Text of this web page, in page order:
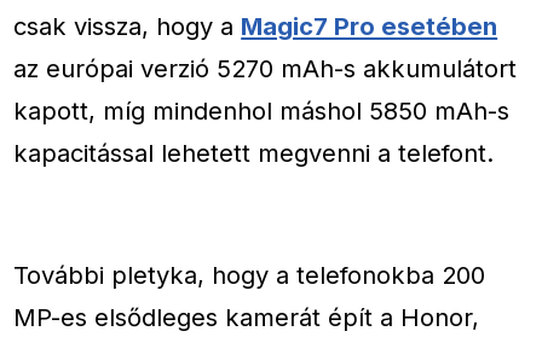
csak vissza, hogy a Magic7 Pro esetében
az európai verzió 5270 mAh-s akkumulátort
kapott, míg mindenhol máshol 5850 mAh-s
kapacitással lehetett megvenni a telefont.
További pletyka, hogy a telefonokba 200
MP-es elsődleges kamerát épít a Honor,